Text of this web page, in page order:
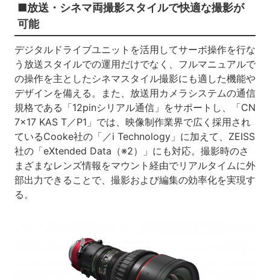
■放送・シネマ両撮影スタイルで快適な撮影が
可能
デジタルドライブユニットを活用してサーボ操作を行な
う放送スタイルでの運用だけでなく、フルマニュアルで
の操作を主としたシネマスタイル撮影にも適した機能や
デザインを備える。また、放送用カメラシステムの通信
規格である「12pinシリアル通信」をサポートし、「CN
7×17 KAS T／P1」では、映像制作業界で広く採用され
ているCooke社の「／i Technology」に加えて、ZEISS
社の「eXtended Data（※2）」にも対応。撮影時のさ
まざまなレンズ情報をマウント経由でリアルタイムに外
部出力できることで、撮影および編集の効率化を実現す
る。